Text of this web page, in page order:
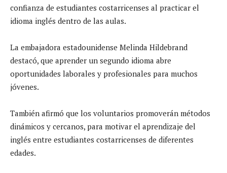
confianza de estudiantes costarricenses al practicar el
idioma inglés dentro de las aulas.
La embajadora estadounidense Melinda Hildebrand
destacó, que aprender un segundo idioma abre
oportunidades laborales y profesionales para muchos
jóvenes.
También afirmó que los voluntarios promoverán métodos
dinámicos y cercanos, para motivar el aprendizaje del
inglés entre estudiantes costarricenses de diferentes
edades.